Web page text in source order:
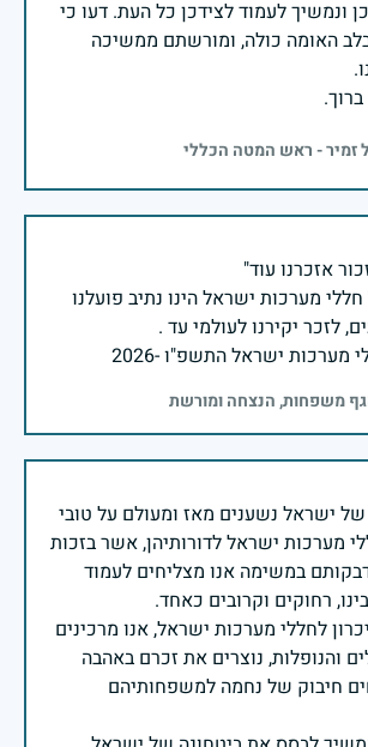
ונמשיך לעמוד לצידכן כל העת. דעו כי
האומה כולה, ומורשתם ממשיכה
זמיר - ראש המטה הכללי
מערכות ישראל הינו נתיב פועלנו
מערכות ישראל התשפ"ו -2026
משפחות, הנצחה ומורשת
ישראל נשענים מאז ומעולם על טובי
מערכות ישראל לדורותיהן, אשר בזכות
במשימה אנו מצליחים לעמוד
לחללי מערכות ישראל, אנו מרכינים
והנופלות, נוצרים את זכרם באהבה
חיבוק של נחמה למשפחותיהם